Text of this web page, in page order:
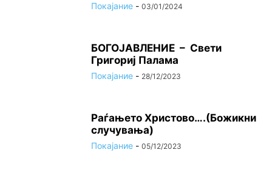
Покајание - 03/01/2024
БОГОЈАВЛЕНИЕ – Свети
Григориј Палама
Покајание - 28/12/2023
Раѓањето Христово….(Божикни
случувања)
Покајание - 05/12/2023